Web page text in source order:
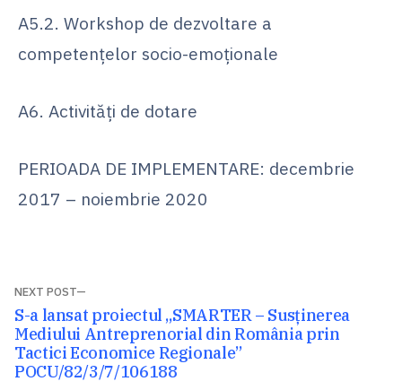
A5.2. Workshop de dezvoltare a
competențelor socio-emoționale
A6. Activități de dotare
PERIOADA DE IMPLEMENTARE: decembrie
2017 – noiembrie 2020
Navigare
în
articole
NEXT POST
Next
post:
S-a lansat proiectul „SMARTER – Susținerea
Mediului Antreprenorial din România prin
Tactici Economice Regionale”
POCU/82/3/7/106188